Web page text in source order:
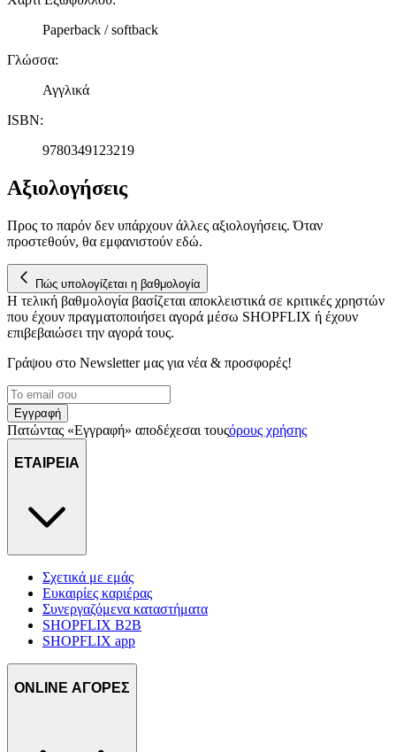
τοποθεσίας μας στους συνεργάτες μέσων κοινωνικής
Paperback / softback
Γλώσσα:
Αγγλικά
ISBN:
9780349123219
Αξιολογήσεις
Προς το παρόν δεν υπάρχουν άλλες αξιολογήσεις. Όταν
προστεθούν, θα εμφανιστούν εδώ.
Πώς υπολογίζεται η βαθμολογία
Η τελική βαθμολογία βασίζεται αποκλειστικά σε κριτικές χρηστών
που έχουν πραγματοποιήσει αγορά μέσω SHOPFLIX ή έχουν
επιβεβαιώσει την αγορά τους.
Γράψου στο Νewsletter μας για νέα & προσφορές!
Εγγραφή
Πατώντας «Εγγραφή» αποδέχεσαι τουςόρους χρήσης
ΕΤΑΙΡΕΙΑ
Σχετικά με εμάς
Ευκαιρίες καριέρας
Συνεργαζόμενα καταστήματα
SHOPFLIX B2B
SHOPFLIX app
ONLINE ΑΓΟΡΕΣ